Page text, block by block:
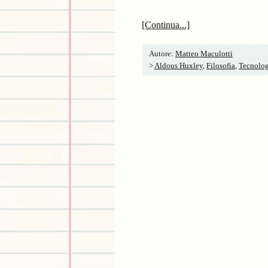
[Continua...]
Autore: Matteo Maculotti
>Aldous Huxley, Filosofia,